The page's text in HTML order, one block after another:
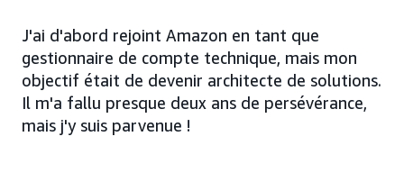
J'ai d'abord rejoint Amazon en tant que
gestionnaire de compte technique, mais mon
objectif était de devenir architecte de solutions.
Il m'a fallu presque deux ans de persévérance,
mais j'y suis parvenue !